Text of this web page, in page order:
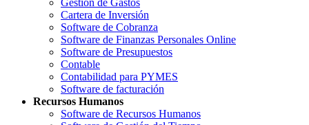
Gestión de Gastos
Cartera de Inversión
Software de Cobranza
Software de Finanzas Personales Online
Software de Presupuestos
Contable
Contabilidad para PYMES
Software de facturación
Recursos Humanos
Software de Recursos Humanos